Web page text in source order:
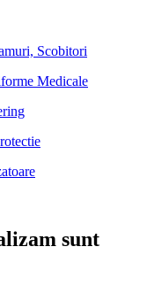
Scobitori
Medicale
sunt